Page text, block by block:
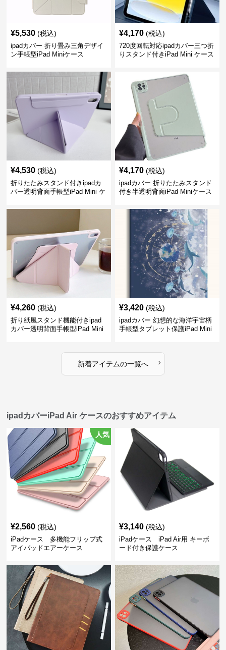
¥5,530 (税込)
ipadカバー 折り畳み三角デザイ
ン手帳型iPad Miniケース
¥4,170 (税込)
720度回転対応ipadカバー三つ折
りスタンド付きiPad Mini ケース
¥4,530 (税込)
折りたたみスタンド付きipadカ
バー透明背面手帳型iPad Mini ケ
¥4,170 (税込)
ipadカバー 折りたたみスタンド
付き半透明背面iPad Miniケース
¥4,260 (税込)
折り紙風スタンド機能付きipad
カバー透明背面手帳型iPad Mini
¥3,420 (税込)
ipadカバー 幻想的な海洋宇宙柄
手帳型タブレット保護iPad Mini
新着アイテムの一覧へ ›
ipadカバーiPad Air ケースのおすすめアイテム
人気
¥2,560 (税込)
iPadケース 多機能フリップ式
アイパッドエアーケース
¥3,140 (税込)
iPadケース iPad Air用 キーボ
ード付き保護ケース